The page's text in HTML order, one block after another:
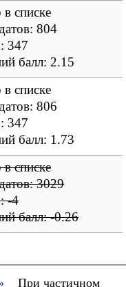
списке
804
347
балл: 2.15
списке
806
347
балл: 1.73
списке
3029
-4
балл:-0.26
При частичном